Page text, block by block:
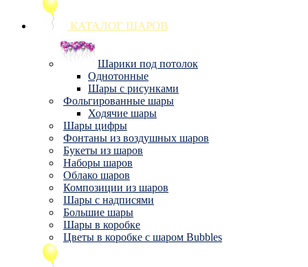
КАТАЛОГ ШАРОВ
Шарики под потолок
Однотонные
Шары с рисунками
Фольгированные шары
Ходячие шары
Шары цифры
Фонтаны из воздушных шаров
Букеты из шаров
Наборы шаров
Облако шаров
Композиции из шаров
Шары с надписями
Большие шары
Шары в коробке
Цветы в коробке с шаром Bubbles